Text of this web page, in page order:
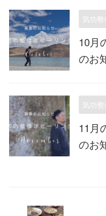
気功
10月
のお
気功
11月
のお